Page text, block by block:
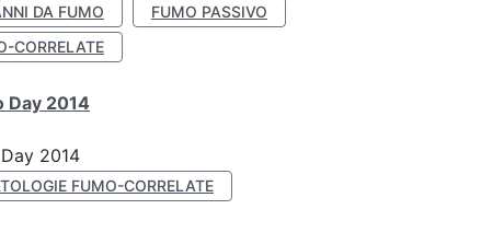
DA FUMO
FUMO PASSIVO
CORRELATE
Day 2014
2014
FUMO-CORRELATE